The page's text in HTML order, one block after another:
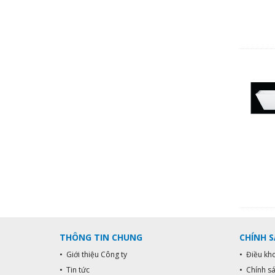
THÔNG TIN CHUNG
• Giới thiệu Công ty
• Tin tức
CHÍNH
• Điều
• Chính